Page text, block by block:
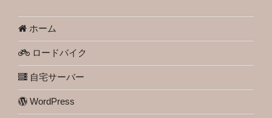
ホーム
ロードバイク
自宅サーバー
WordPress